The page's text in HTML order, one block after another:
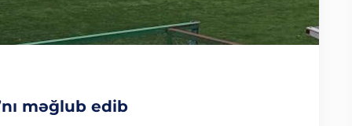
məğlub edib